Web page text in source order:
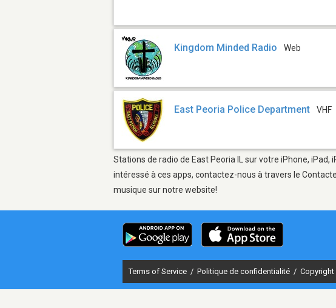
Kingdom Minded Radio Web
East Peoria Police Department VHF
Stations de radio de East Peoria IL sur votre iPhone,
intéressé à ces apps, contactez-nous à travers le
musique sur notre website!
Terms of Service / Politique de confidentialité / Copyright